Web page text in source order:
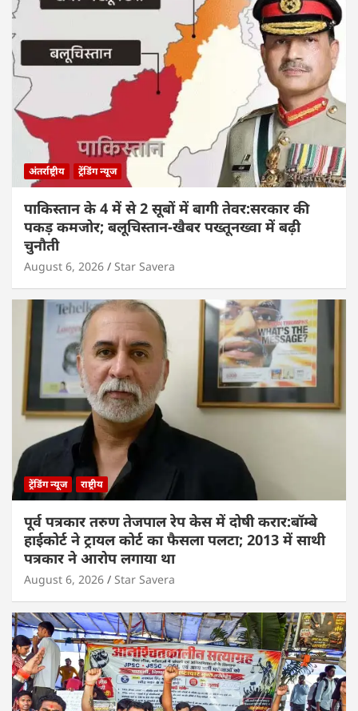
अंतर्राष्ट्रीय ट्रेंडिंग न्यूज
पाकिस्तान के 4 में से 2 सूबों में बागी तेवर:सरकार की
पकड़ कमजोर; बलूचिस्तान-खैबर पख्तूनख्वा में बढ़ी
चुनौती
August 6, 2026 Star Savera
ट्रेंडिंग न्यूज राष्ट्रीय
पूर्व पत्रकार तरुण तेजपाल रेप केस में दोषी करार:बॉम्बे
हाईकोर्ट ने ट्रायल कोर्ट का फैसला पलटा; 2013 में साथी
पत्रकार ने आरोप लगाया था
August 6, 2026 Star Savera